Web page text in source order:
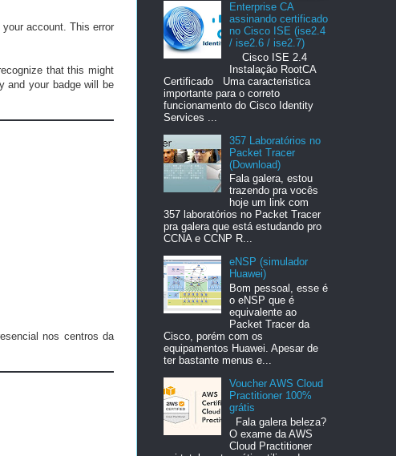
account. This error
that this might
and your badge will be
nos centros da
Enterprise CA
assinando certificado
no Cisco ISE (ise2.4
/ ise2.6 / ise2.7)
Cisco ISE 2.4
Instalação RootCA
Certificado Uma caracteristica
importante para o correto
funcionamento do Cisco Identity
Services ...
357 Laboratórios no
Packet Tracer
(Download)
Fala galera, estou
trazendo pra vocês
hoje um link com
357 laboratórios no Packet Tracer
pra galera que está estudando pro
CCNA e CCNP R...
eNSP (simulador
Huawei)
Bom pessoal, esse é
o eNSP que é
equivalente ao
Packet Tracer da
Cisco, porém com os
equipamentos Huawei. Apesar de
ter bastante menus e...
Voucher AWS Cloud
Practitioner 100%
grátis
Fala galera beleza?
O exame da AWS
Cloud Practitioner